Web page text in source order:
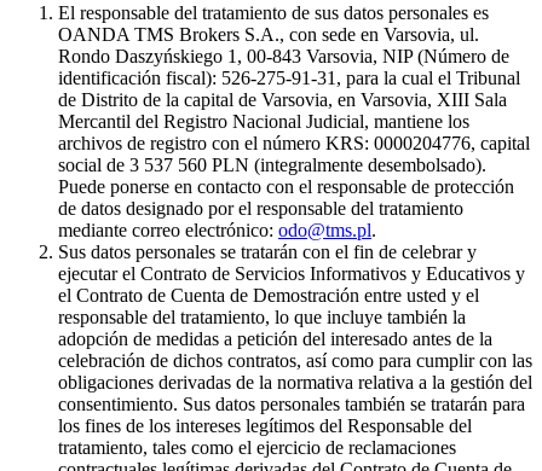
El responsable del tratamiento de sus datos personales es
OANDA TMS Brokers S.A., con sede en Varsovia, ul.
Rondo Daszyńskiego 1, 00-843 Varsovia, NIP (Número de
identificación fiscal): 526-275-91-31, para la cual el Tribunal
de Distrito de la capital de Varsovia, en Varsovia, XIII Sala
Mercantil del Registro Nacional Judicial, mantiene los
archivos de registro con el número KRS: 0000204776, capital
social de 3 537 560 PLN (integralmente desembolsado).
Puede ponerse en contacto con el responsable de protección
de datos designado por el responsable del tratamiento
mediante correo electrónico: odo@tms.pl.
Sus datos personales se tratarán con el fin de celebrar y
ejecutar el Contrato de Servicios Informativos y Educativos y
el Contrato de Cuenta de Demostración entre usted y el
responsable del tratamiento, lo que incluye también la
adopción de medidas a petición del interesado antes de la
celebración de dichos contratos, así como para cumplir con las
obligaciones derivadas de la normativa relativa a la gestión del
consentimiento. Sus datos personales también se tratarán para
los fines de los intereses legítimos del Responsable del
tratamiento, tales como el ejercicio de reclamaciones